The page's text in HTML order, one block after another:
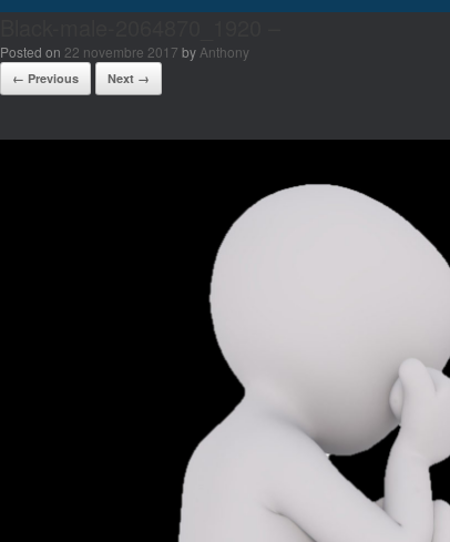
Posted on 22 novembre 2017 by Anthony
← Previous Next →